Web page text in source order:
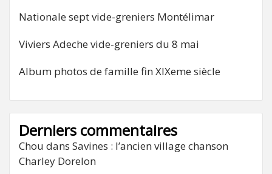
Nationale sept vide-greniers Montélimar
Viviers Adeche vide-greniers du 8 mai
Album photos de famille fin XIXeme siècle
Derniers commentaires
Chou dans Savines : l’ancien village chanson
Charley Dorelon